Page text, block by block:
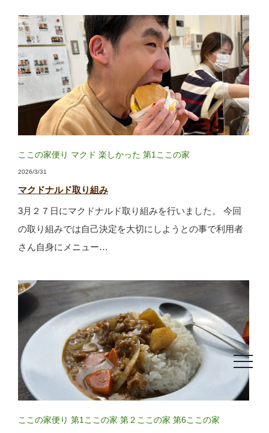
toggle
ここの家便り マクド 楽しかった 第1ここの家
2026/3/31
マクドナルド取り組み
3月２７日にマクドナルド取り組みを行いました。 今回
の取り組みでは自己決定を大切にしようとの事で利用者
さん自身にメニュー…
ここの家便り 第1ここの家 第２ここの家 第6ここの家